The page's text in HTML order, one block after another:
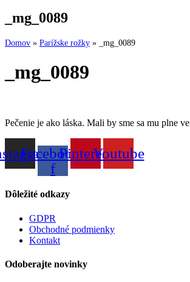
_mg_0089
Domov » Parížske rožky » _mg_0089
_mg_0089
Pečenie je ako láska. Mali by sme sa mu plne
Facebook-
f
PinterestYoutube
Dôležité odkazy
GDPR
Obchodné podmienky
Kontakt
Odoberajte novinky